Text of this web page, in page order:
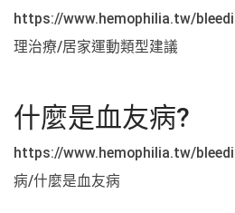
https://www.hemophilia.tw/
理治療/居家運動類型建議
什麼是血友病?
https://www.hemophilia.tw/
病/什麼是血友病